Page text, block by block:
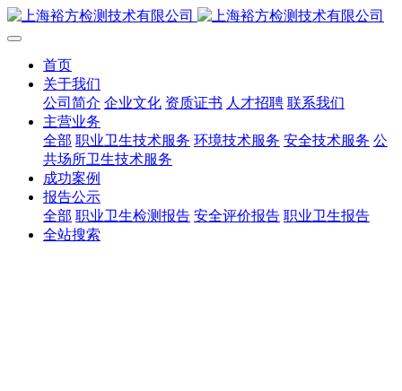
首页
关于我们
公司简介 企业文化 资质证书 人才招聘 联系我们
主营业务
全部 职业卫生技术服务 环境技术服务 安全技术服务 公
共场所卫生技术服务
成功案例
报告公示
全部 职业卫生检测报告 安全评价报告 职业卫生报告
全站搜索